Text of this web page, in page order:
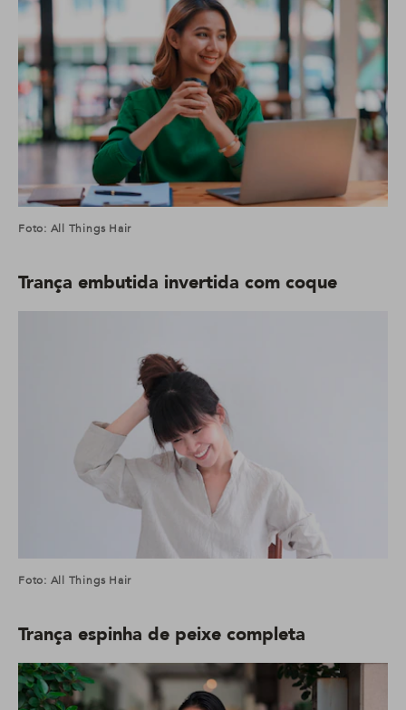
Foto: All Things Hair
Trança embutida invertida com coque
Foto: All Things Hair
Trança espinha de peixe completa